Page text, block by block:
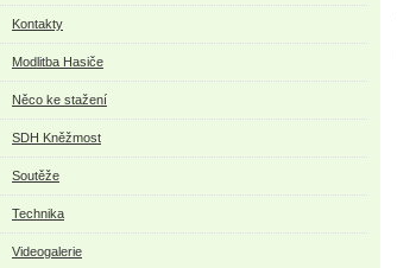
Kontakty
Modlitba Hasiče
Něco ke stažení
SDH Kněžmost
Soutěže
Technika
Videogalerie